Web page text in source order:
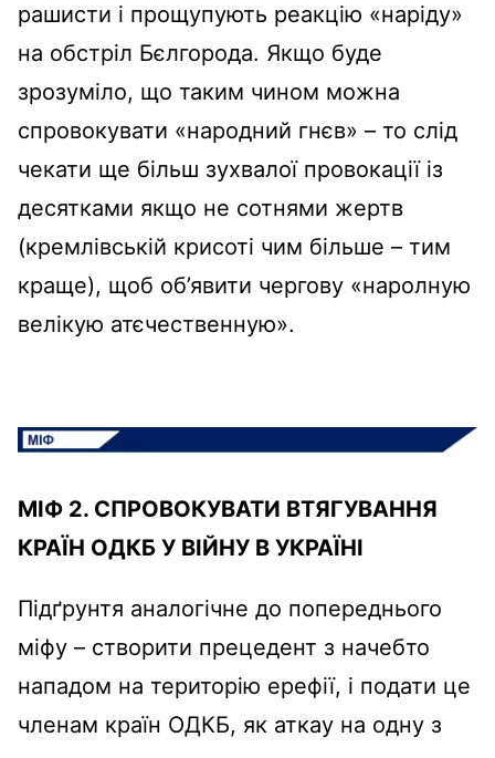
рашисти і прощупують реакцію «наріду»
на обстріл Бєлгорода. Якщо буде
зрозуміло, що таким чином можна
спровокувати «народний гнєв» – то слід
чекати ще більш зухвалої провокації із
десятками якщо не сотнями жертв
(кремлівській крисоті чим більше – тим
краще), щоб об’явити чергову «наролную
велікую атєчественную».
МІФ 2. СПРОВОКУВАТИ ВТЯГУВАННЯ
КРАЇН ОДКБ У ВІЙНУ В УКРАЇНІ
Підґрунтя аналогічне до попереднього
міфу – створити прецедент з начебто
нападом на територію ерефії, і подати це
членам країн ОДКБ, як аткау на одну з